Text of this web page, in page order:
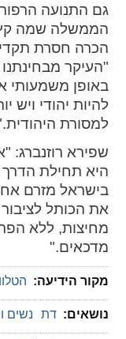
גם התנועה
הממשלה שמה קץ
הכרה חסרת
"העיקר
באופן משמעותי
להיות יהודי
למסורת
שפירא רוזנברג:
היא תחילת הדרך
בישראל מזרם
את הכותל לציבור
מחיצות, ללא
מדכאים."
מקור הידיעה:
נושאים: דת נשים